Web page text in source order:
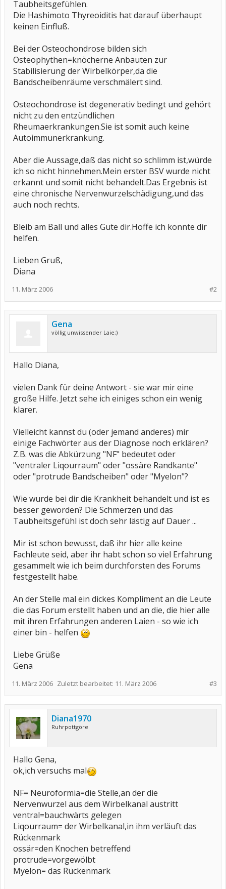
Taubheitsgefühlen.
Die Hashimoto Thyreoiditis hat darauf überhaupt
keinen Einfluß.
Bei der Osteochondrose bilden sich
Osteophythen=knöcherne Anbauten zur
Stabilisierung der Wirbelkörper,da die
Bandscheibenräume verschmälert sind.
Osteochondrose ist degenerativ bedingt und gehört
nicht zu den entzündlichen
Rheumaerkrankungen.Sie ist somit auch keine
Autoimmunerkrankung.
Aber die Aussage,daß das nicht so schlimm ist,würde
ich so nicht hinnehmen.Mein erster BSV wurde nicht
erkannt und somit nicht behandelt.Das Ergebnis ist
eine chronische Nervenwurzelschädigung,und das
auch noch rechts.
Bleib am Ball und alles Gute dir.Hoffe ich konnte dir
helfen.
Lieben Gruß,
Diana
#2
11. März 2006
Gena
völlig unwissender Laie;)
Hallo Diana,
vielen Dank für deine Antwort - sie war mir eine
große Hilfe. Jetzt sehe ich einiges schon ein wenig
klarer.
Vielleicht kannst du (oder jemand anderes) mir
einige Fachwörter aus der Diagnose noch erklären?
Z.B. was die Abkürzung "NF" bedeutet oder
"ventraler Liqourraum" oder "ossäre Randkante"
oder "protrude Bandscheiben" oder "Myelon"?
Wie wurde bei dir die Krankheit behandelt und ist es
besser geworden? Die Schmerzen und das
Taubheitsgefühl ist doch sehr lästig auf Dauer ...
Mir ist schon bewusst, daß ihr hier alle keine
Fachleute seid, aber ihr habt schon so viel Erfahrung
gesammelt wie ich beim durchforsten des Forums
festgestellt habe.
An der Stelle mal ein dickes Kompliment an die Leute
die das Forum erstellt haben und an die, die hier alle
mit ihren Erfahrungen anderen Laien - so wie ich
einer bin - helfen
Liebe Grüße
Gena
#3
11. März 2006 Zuletzt bearbeitet: 11. März 2006
Diana1970
Ruhrpottgöre
Hallo Gena,
ok,ich versuchs mal
NF= Neuroformia=die Stelle,an der die
Nervenwurzel aus dem Wirbelkanal austritt
ventral=bauchwärts gelegen
Liqourraum= der Wirbelkanal,in ihm verläuft das
Rückenmark
ossär=den Knochen betreffend
protrude=vorgewölbt
Myelon= das Rückenmark